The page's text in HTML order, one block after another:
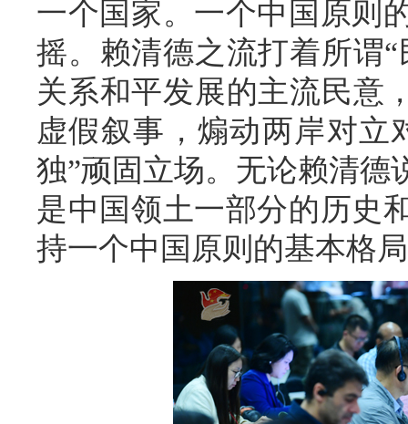
一个国家。一个中国原则
摇。赖清德之流打着所谓
关系和平发展的主流民意
虚假叙事，煽动两岸对立
独”顽固立场。无论赖清德
是中国领土一部分的历史
持一个中国原则的基本格